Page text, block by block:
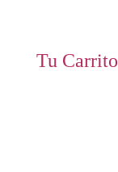
Tu Carrito